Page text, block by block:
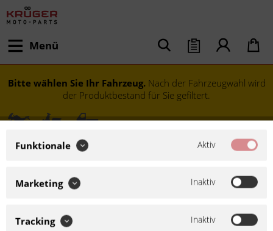
Menü
Bitte wählen Sie Ihr Fahrzeug. Nach der Fahrzeugwahl wird
der Produktbestand für Sie gefiltert.
Funktionale Aktiv
Marketing Inaktiv
Tracking Inaktiv